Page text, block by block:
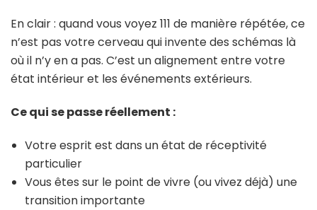
En clair : quand vous voyez 111 de manière répétée, ce
n’est pas votre cerveau qui invente des schémas là
où il n’y en a pas. C’est un alignement entre votre
état intérieur et les événements extérieurs.
Ce qui se passe réellement :
Votre esprit est dans un état de réceptivité
particulier
Vous êtes sur le point de vivre (ou vivez déjà) une
transition importante